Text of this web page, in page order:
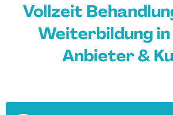
Vollzeit
Weiterbildung
Anbieter &